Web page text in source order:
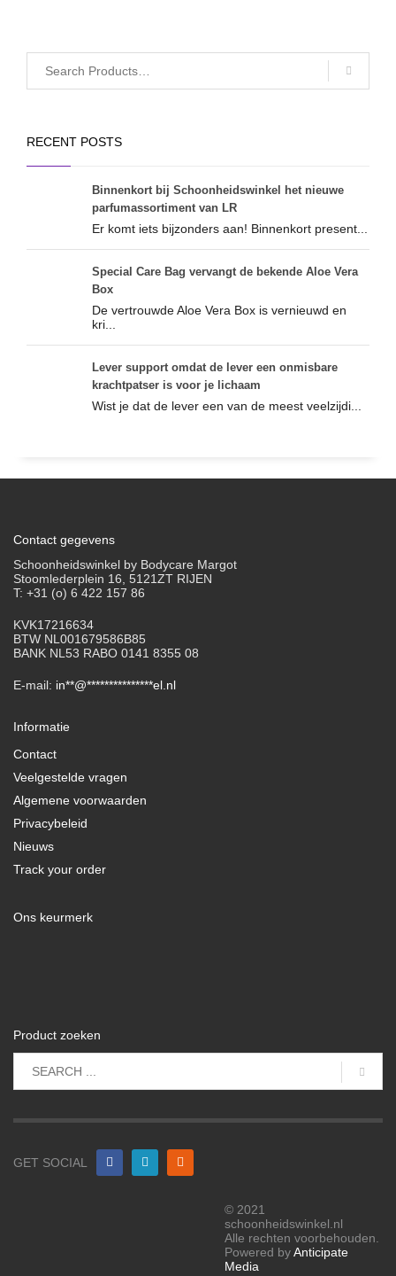
RECENT POSTS
Binnenkort bij Schoonheidswinkel het nieuwe
parfumassortiment van LR
Er komt iets bijzonders aan! Binnenkort present...
Special Care Bag vervangt de bekende Aloe Vera
Box
De vertrouwde Aloe Vera Box is vernieuwd en
kri...
Lever support omdat de lever een onmisbare
krachtpatser is voor je lichaam
Wist je dat de lever een van de meest veelzijdi...
Contact gegevens
Schoonheidswinkel by Bodycare Margot
Stoomlederplein 16, 5121ZT RIJEN
T: +31 (o) 6 422 157 86
KVK17216634
BTW NL001679586B85
BANK NL53 RABO 0141 8355 08
E-mail: in**@***************el.nl
Informatie
Contact
Veelgestelde vragen
Algemene voorwaarden
Privacybeleid
Nieuws
Track your order
Ons keurmerk
Product zoeken
GET SOCIAL
© 2021
schoonheidswinkel.nl
Alle rechten voorbehouden.
Powered byAnticipate
Media